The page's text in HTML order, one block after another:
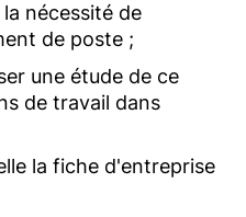
nécessité de
de poste ;
une étude de ce
de travail dans
la fiche d'entreprise